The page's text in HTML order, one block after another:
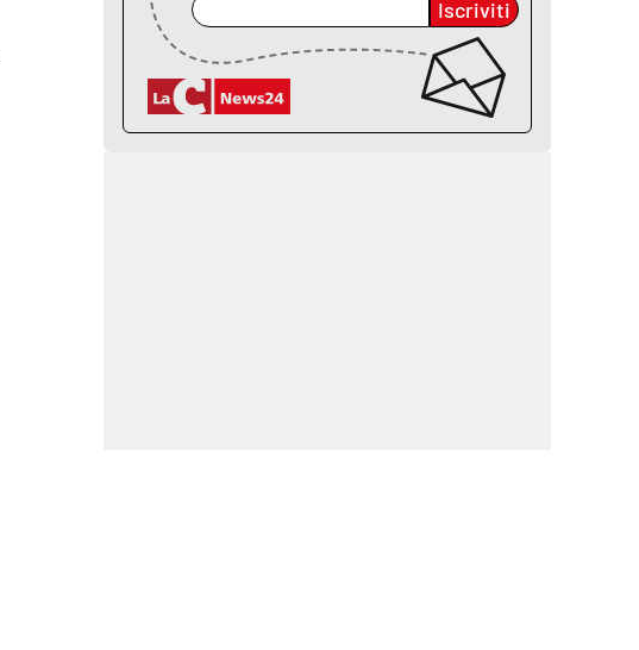
Iscriviti